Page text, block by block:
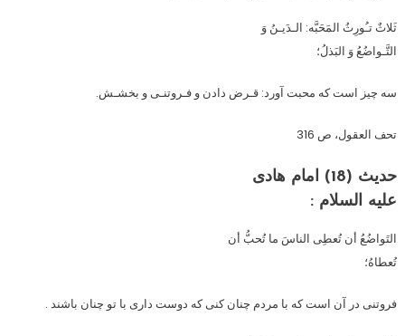
ثَلاثٌ تـُورِثُ المَحَبَّه: الـدَیـنُ وَ
التَّـواضُعُ وَ البَذلُ؛
سه چیز است که محبت آورد: قـرض دادن و فـروتنـى و بخشـش.
تحف العقول، ص 316
حدیث (18) امام هادی
عليه ‏السلام :
التَواضُعُ أن تُعطِی الناسَ ما تُحبُّ أن
تُعطاهُ؛
فروتنی در آن است که با مردم چنان کنی که دوست داری با تو چنان باشند .